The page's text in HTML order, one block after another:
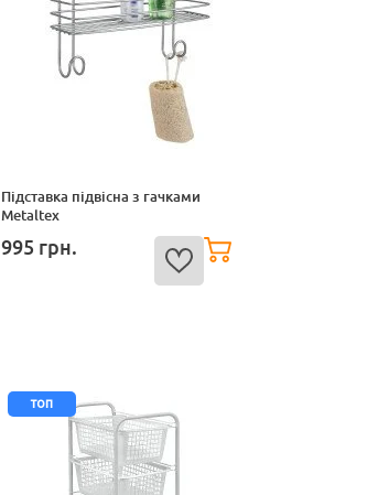
Підставка підвісна з гачками
Metaltex
995 грн.
топ